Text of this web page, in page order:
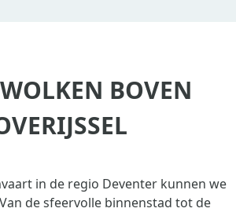
BOVEN
in de regio Deventer kunnen we
de sfeervolle binnenstad tot de